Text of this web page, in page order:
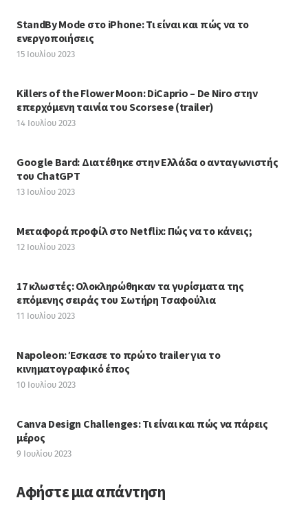
StandBy Mode στο iPhone: Τι είναι και πώς να το
ενεργοποιήσεις
15 Ιουλίου 2023
Killers of the Flower Moon: DiCaprio – De Niro στην
επερχόμενη ταινία του Scorsese (trailer)
14 Ιουλίου 2023
Google Bard: Διατέθηκε στην Ελλάδα ο ανταγωνιστής
του ChatGPT
13 Ιουλίου 2023
Μεταφορά προφίλ στο Netflix: Πώς να το κάνεις;
12 Ιουλίου 2023
17 κλωστές: Ολοκληρώθηκαν τα γυρίσματα της
επόμενης σειράς του Σωτήρη Τσαφούλια
11 Ιουλίου 2023
Napoleon: Έσκασε το πρώτο trailer για το
κινηματογραφικό έπος
10 Ιουλίου 2023
Canva Design Challenges: Τι είναι και πώς να πάρεις
μέρος
9 Ιουλίου 2023
Αφήστε μια απάντηση